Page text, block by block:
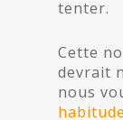
tenter.
Cette
devrait
nous